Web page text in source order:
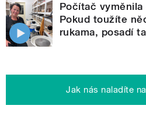
Počítač
Pokud toužíte
rukama, posadí
Jak nás naladíte